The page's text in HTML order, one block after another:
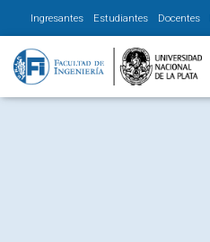
Ingresantes Estudiantes Docentes